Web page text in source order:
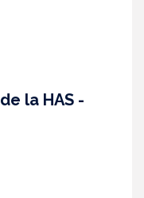
la HAS -